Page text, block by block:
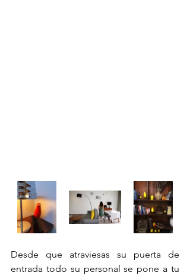
Desde que atraviesas su puerta de
entrada todo su personal se pone a tu